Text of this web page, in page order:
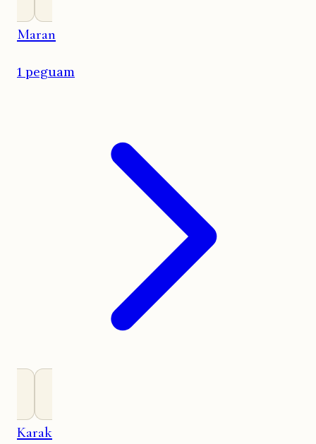
Maran
1 peguam
Karak